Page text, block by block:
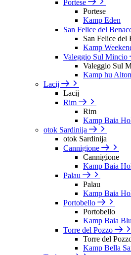
Portese
Portese
Kamp Eden
San Felice del
San Felice del
Kamp
Valeggio Sul Mincio
Valeggio Sul
Kamp hu
Lacij
Lacij
Rim
Rim
Kamp Baia
otok Sardinija
otok Sardinija
Cannigione
Cannigione
Kamp Baia
Palau
Palau
Kamp Baia
Portobello
Portobello
Kamp Baia
Torre del Pozzo
Torre del
Kamp Bella